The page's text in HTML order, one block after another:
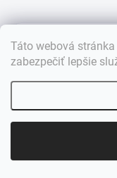
Táto webová
zabezpečiť lepšie
Dobrý deň! 👋